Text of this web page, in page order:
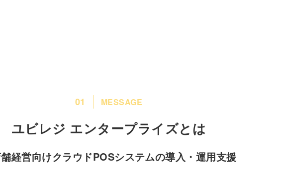
01 MESSAGE
ユビレジ エンタープライズとは
経営向けクラウドPOSシステムの導入・運用支援